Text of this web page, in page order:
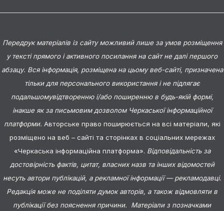
Передрук матеріалів із сайту можливий лише за умов розміщення
у тексті прямого і активного посилання на сайт не далі першого
абзацу. Вся інформація, розміщена на цьому веб-сайті, призначена
тільки для персонального використання і не підлягає
подальшомувідтворенню і/або поширенню в будь-якій формі,
інакше як за письмовим дозволом Черкаської інформаційної
платформи. Авторське право поширюється на всі матеріали, які
розміщено на веб – сайті та сторінках в соціальних мережах
«Черкаська інформаційна платформа». Відповідальність за
достовірність фактів, цитат, власних назв та інших відомостей
несуть автори публікацій, а рекламної інформації — рекламодавці.
Редакція може не поділяти думок авторів, а також відмовляти в
публікації без пояснення причини. Матеріали з позначками